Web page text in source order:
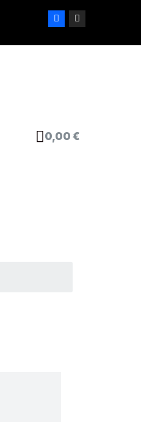
0,00 €